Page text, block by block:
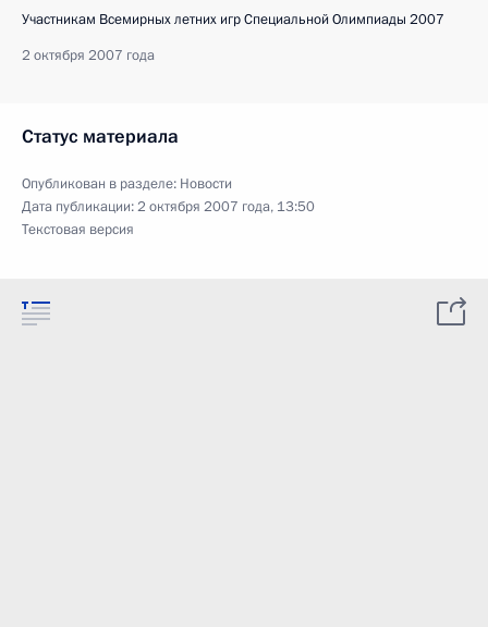
Участникам Всемирных летних игр Специальной Олимпиады 2007
2 октября 2007 года
Статус материала
Опубликован в разделе: Новости
Дата публикации:2 октября 2007 года, 13:50
Текстовая версия